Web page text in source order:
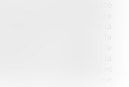
savaient l'illégalité
les ont mises en œuvre
mutuels. Outre la
elles doivent publier la
pour informer le
vise à protéger la
de futures ententes
secteur essentiel pour